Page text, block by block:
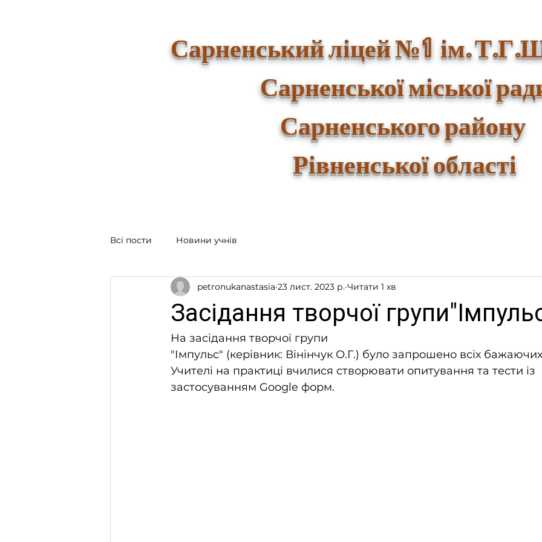
Сарненський ліцей №1ім.
Сарненської міської
Сарненського району
Рівненської області
Всі пости Новини учнів
Засідання творчої
petronukanastasia 23 лист. 2023 р. Читати 1 хв
На засідання творчої групи
"Імпульс" (керівник: Вінінчук О.Г.) було запрошено всіх
Учителі на практиці вчилися створювати опитування та тести із
застосуванням Google форм.